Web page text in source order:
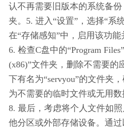
认不再需要旧版本的系统备
夹。5. 进入“设置”，选择“系
在“存储感知”中，启用该功能
6. 检查C盘中的“Program
(x86)”文件夹，删除不需要的
下有名为“servyou”的文件夹
为不需要的临时文件或无用数
8. 最后，考虑将个人文件如
他分区或外部存储设备。通